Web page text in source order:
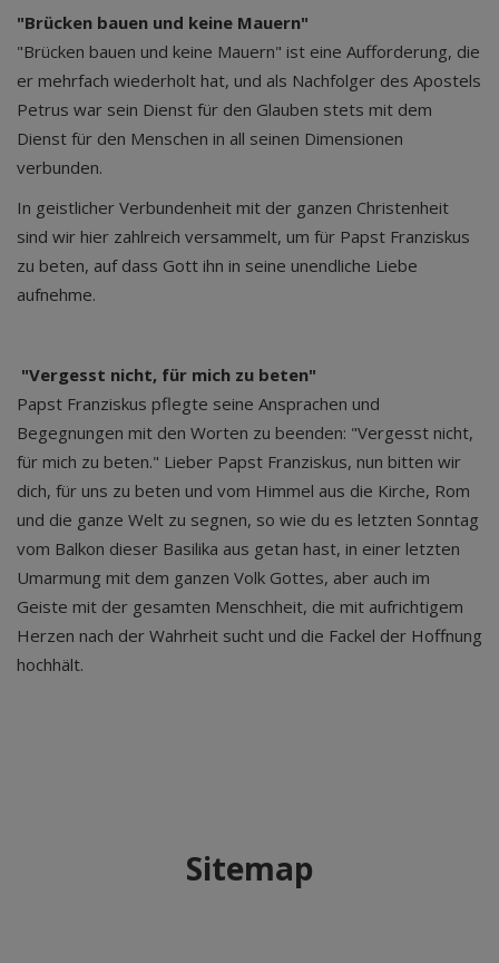
"Brücken bauen und keine Mauern"
"Brücken bauen und keine Mauern" ist eine Aufforderung, die
er mehrfach wiederholt hat, und als Nachfolger des Apostels
Petrus war sein Dienst für den Glauben stets mit dem
Dienst für den Menschen in all seinen Dimensionen
verbunden.
In geistlicher Verbundenheit mit der ganzen Christenheit
sind wir hier zahlreich versammelt, um für Papst Franziskus
zu beten, auf dass Gott ihn in seine unendliche Liebe
aufnehme.
"Vergesst nicht, für mich zu beten"
Papst Franziskus pflegte seine Ansprachen und
Begegnungen mit den Worten zu beenden: "Vergesst nicht,
für mich zu beten." Lieber Papst Franziskus, nun bitten wir
dich, für uns zu beten und vom Himmel aus die Kirche, Rom
und die ganze Welt zu segnen, so wie du es letzten Sonntag
vom Balkon dieser Basilika aus getan hast, in einer letzten
Umarmung mit dem ganzen Volk Gottes, aber auch im
Geiste mit der gesamten Menschheit, die mit aufrichtigem
Herzen nach der Wahrheit sucht und die Fackel der Hoffnung
hochhält.
Sitemap